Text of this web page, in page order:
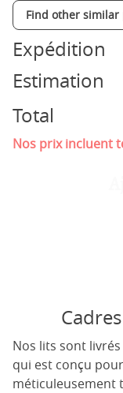
Find other similar
Expédition
Estimation
Total
Nos prix incluent
Nos lits sont
qui est conçu
méticuleusement